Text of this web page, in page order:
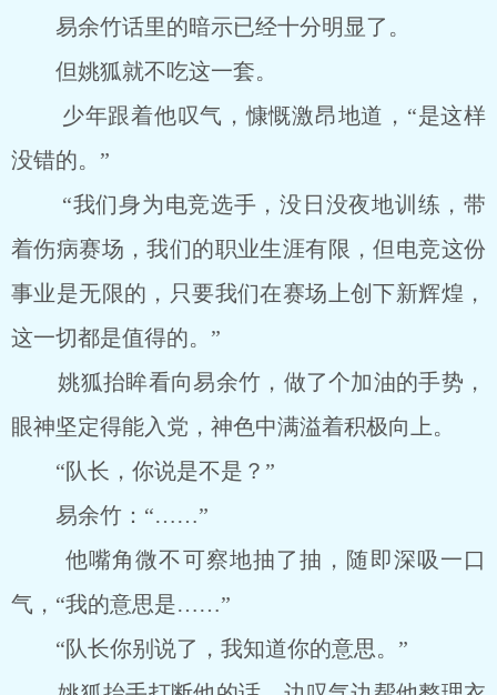
易余竹话里的暗示已经十分明显了。
但姚狐就不吃这一套。
少年跟着他叹气，慷慨激昂地道，“是这样
没错的。”
“我们身为电竞选手，没日没夜地训练，带
着伤病赛场，我们的职业生涯有限，但电竞这份
事业是无限的，只要我们在赛场上创下新辉煌，
这一切都是值得的。”
姚狐抬眸看向易余竹，做了个加油的手势，
眼神坚定得能入党，神色中满溢着积极向上。
“队长，你说是不是？”
易余竹：“……”
他嘴角微不可察地抽了抽，随即深吸一口
气，“我的意思是……”
“队长你别说了，我知道你的意思。”